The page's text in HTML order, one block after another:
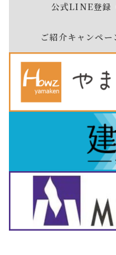
公式LINE登録
ご紹介キャンペ